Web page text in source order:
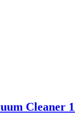
Cleaner